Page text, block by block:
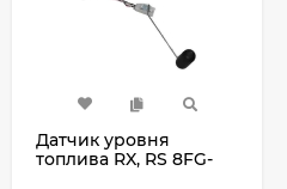
Датчик уровня
топлива RX, RS 8FG-